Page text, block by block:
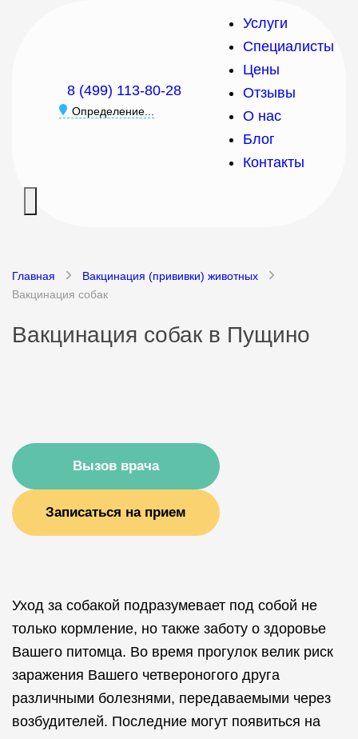
Услуги
Специалисты
Цены
Отзывы
О нас
Блог
Контакты
8 (499) 113-80-28
Определение...
Главная
Вакцинация (прививки) животных
Вакцинация собак
Вакцинация собак в Пущино
Вызов врача
Записаться на прием
Уход за собакой подразумевает под собой не
только кормление, но также заботу о здоровье
Вашего питомца. Во время прогулок велик риск
заражения Вашего четвероногого друга
различными болезнями, передаваемыми через
возбудителей. Последние могут появиться на